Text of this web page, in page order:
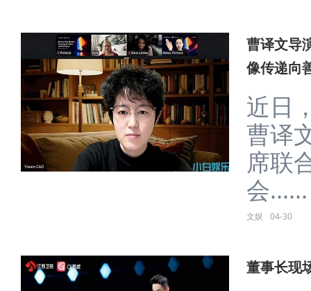
曹译文导
像传递向
近日
曹译
席联
会......
文娱 04-30
董事长现